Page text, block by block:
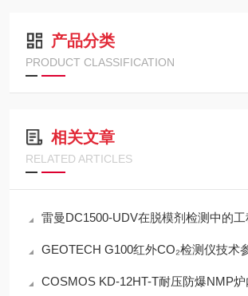
产品分类
PRODUCT CLASSIFICATION
相关文章
RELATED ARTICLES
雷曼DC1500-UDV在脱模剂检测中的
GEOTECH G100红外CO₂检测仪技术
COSMOS KD-12HT-T耐压防爆NMP炉内直插检测